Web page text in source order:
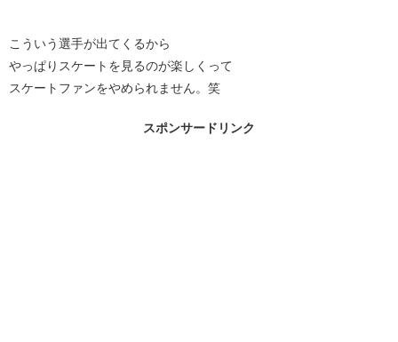
こういう選手が出てくるから
やっぱりスケートを見るのが楽しくって
スケートファンをやめられません。笑
スポンサードリンク